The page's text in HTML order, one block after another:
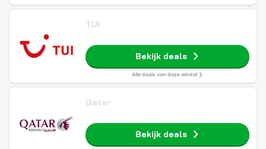
TUI
Bekijk deals
Alle deals van deze winkel
Qatar
Bekijk deals